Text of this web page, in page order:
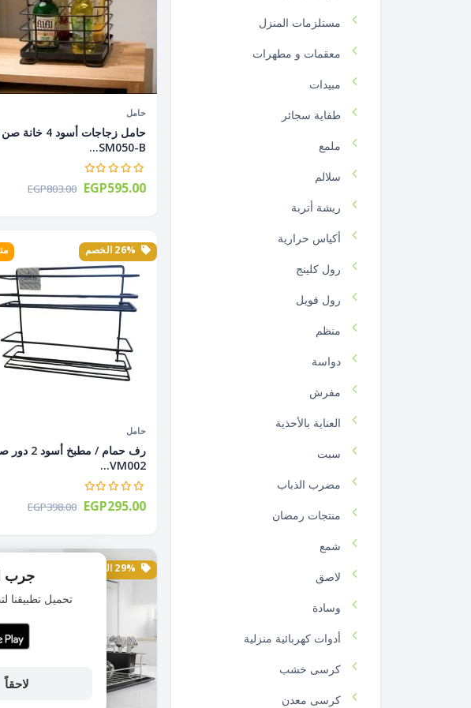
حامل
حامل زجاجات أسود 4
SM050-B...
EGP803.00 EGP595.00
حامل
رف حمام / مطبخ
VM002...
EGP398.00 EGP295.00
مستلزمات المنزل
معقمات و مطهرات
مبيدات
طفاية سجائر
ملمع
سلالم
ريشة أتربة
أكياس حرارية
رول كلينج
رول فويل
منظم
دواسة
مفرش
العناية بالأحذية
سبت
مضرب الذباب
منتجات رمضان
شمع
لاصق
وسادة
أدوات كهربائية منزلية
كرسى خشب
كرسى معدن
جرب
تحميل تطبيقنا
لاحقاً